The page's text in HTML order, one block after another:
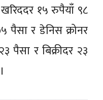
१५ रुपैयाँ ९८
पैसा र डेनिस क्रोनर
पैसा र बिक्रीदर २३